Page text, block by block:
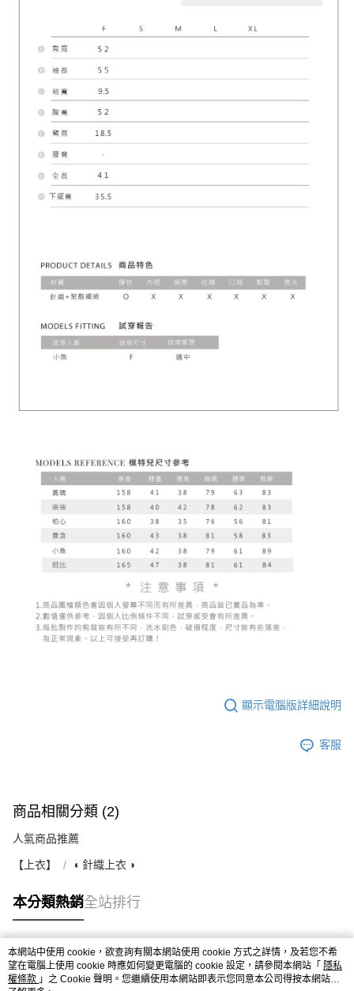
顯示電腦版詳細說明
客服
商品相關分類 (2)
人氣商品推薦
【上衣】 ◖ 針織上衣 ◗
本分類熱銷全站排行
熱門標籤
本網站中使用 cookie，欲查詢有關本網站使用 cookie 方式之詳情，及若您不希
望在電腦上使用 cookie 時應如何變更電腦的 cookie 設定，請參閱本網站「 隱私
權條款 」之 Cookie 聲明。您繼續使用本網站即表示您同意本公司得按本網站使